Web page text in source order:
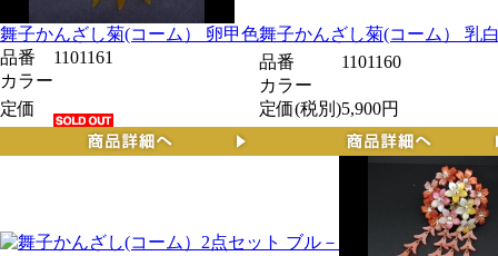
舞子かんざし菊(コーム） 卵甲色舞子かんざし菊(コーム） 乳
品番
1101161
カラー
定価
品番
1101160
カラー
定価(税別)5,900円